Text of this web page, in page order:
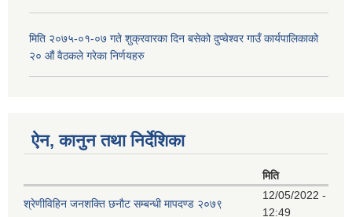
मिति २०७५-०१-०७ गते शुक्रवारका दिन बसेको दुप्चेश्वर गाउँ कार्यपालिकाको
२० औं वैठकले गरेका निर्णयहरु
ऐन, कानुन तथा निर्देशिका
मिति
श्रेणीविहिन जनशक्ति छनौट सम्बन्धी मापदण्ड २०७९
12/05/2022 -
12:49